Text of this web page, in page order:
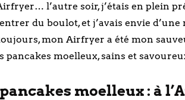
l’autre soir, j’étais en plein
du boulot, et j’avais envie
mon Airfryer a été mon
pancakes moelleux, sains et
moelleux : à